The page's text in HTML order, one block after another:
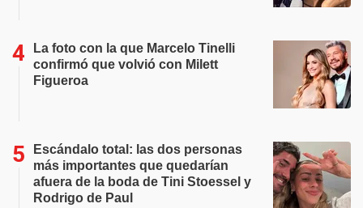
La foto con la que Marcelo Tinelli
confirmó que volvió con Milett
Figueroa
Escándalo total: las dos personas
más importantes que quedarían
afuera de la boda de Tini Stoessel y
Rodrigo de Paul